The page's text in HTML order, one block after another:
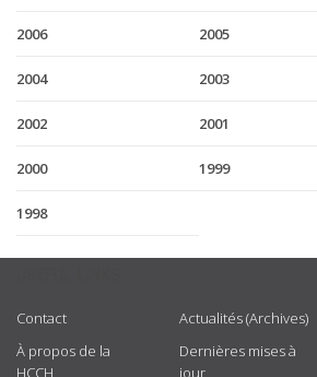
2006 2005
2004 2003
2002 2001
2000 1999
1998
Contact
À propos de la
HCCH
Actualités (Archives)
Dernières mises à
jour